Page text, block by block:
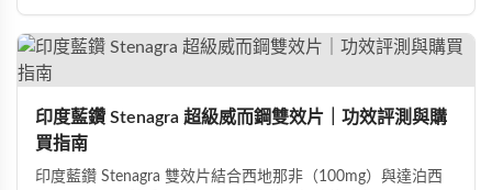
印度藍鑽 Stenagra 超級威而鋼雙效片｜功效評測與購
買指南
印度藍鑽 Stenagra 雙效片結合西地那非（100mg）與達泊西